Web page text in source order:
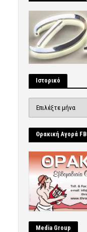
Ιστορικό
Θρακική Αγορά FB
Μedia Group